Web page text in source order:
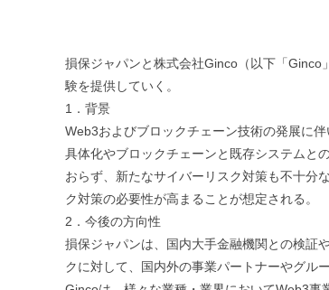
損保ジャパンと株式会社Ginco（以下「
験を提供していく。
1．背景
Web3およびブロックチェーン技術の発展に
具体化やブロックチェーンと既存システムと
おらず、新たなサイバーリスク対策も不十分
ク対策の必要性が高まることが想定される。
2．今後の方向性
損保ジャパンは、国内大手金融機関との検証
クに対して、国内外の事業パートナーやグル